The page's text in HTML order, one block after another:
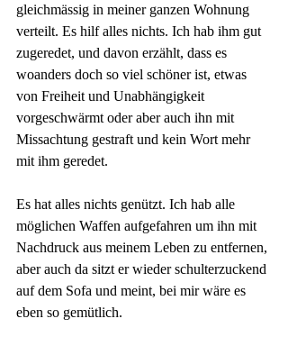
gleichmässig in meiner ganzen Wohnung
verteilt. Es hilf alles nichts. Ich hab ihm gut
zugeredet, und davon erzählt, dass es
woanders doch so viel schöner ist, etwas
von Freiheit und Unabhängigkeit
vorgeschwärmt oder aber auch ihn mit
Missachtung gestraft und kein Wort mehr
mit ihm geredet.
Es hat alles nichts genützt. Ich hab alle
möglichen Waffen aufgefahren um ihn mit
Nachdruck aus meinem Leben zu entfernen,
aber auch da sitzt er wieder schulterzuckend
auf dem Sofa und meint, bei mir wäre es
eben so gemütlich.